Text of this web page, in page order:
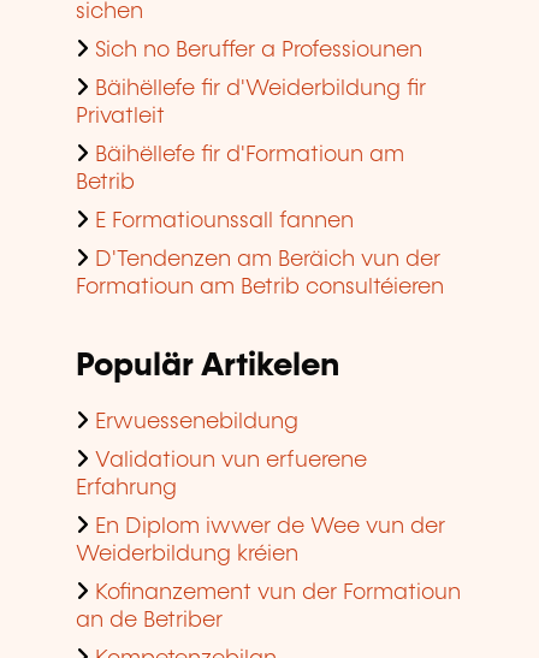
sichen
Sich no Beruffer a Professiounen
Bäihëllefe fir d'Weiderbildung fir
Privatleit
Bäihëllefe fir d'Formatioun am
Betrib
E Formatiounssall fannen
D'Tendenzen am Beräich vun der
Formatioun am Betrib consultéieren
Populär Artikelen
Erwuessenebildung
Validatioun vun erfuerene
Erfahrung
En Diplom iwwer de Wee vun der
Weiderbildung kréien
Kofinanzement vun der Formatioun
an de Betriber